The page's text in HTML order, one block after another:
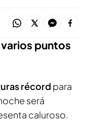
puntos
récord para
será
caluroso.